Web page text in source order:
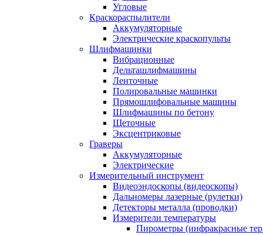
Угловые
Краскораспылители
Аккумуляторные
Электрические краскопульты
Шлифмашинки
Вибрационные
Дельташлифмашины
Ленточные
Полировальные машинки
Прямошлифовальные машины
Шлифмашины по бетону
Щеточные
Эксцентриковые
Граверы
Аккумуляторные
Электрические
Измерительный инструмент
Видеоэндоскопы (видеоскопы)
Дальномеры лазерные (рулетки)
Детекторы металла (проводки)
Измерители температуры
Пирометры (инфракрасные